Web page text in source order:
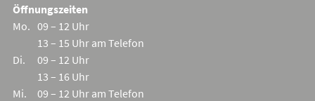
Öffnungszeiten
Mo. 09 – 12 Uhr
13 – 15 Uhr am Telefon
Di.
09 – 12 Uhr
13 – 16 Uhr
Mi.
09 – 12 Uhr am Telefon